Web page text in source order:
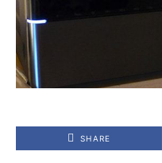
SHARE